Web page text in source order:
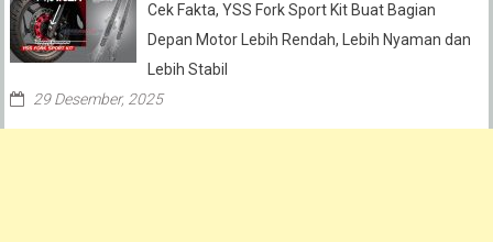
Cek Fakta, YSS Fork Sport Kit Buat Bagian
Depan Motor Lebih Rendah, Lebih Nyaman dan
Lebih Stabil
29 Desember, 2025